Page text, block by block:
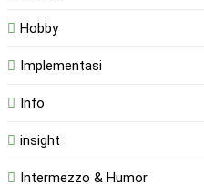
Hobby
Implementasi
Info
insight
Intermezzo & Humor